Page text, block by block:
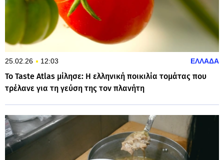
25.02.26 12:03 ΕΛΛΑΔΑ
Το Taste Atlas μίλησε: Η ελληνική ποικιλία τομάτας που
τρέλανε για τη γεύση της τον πλανήτη